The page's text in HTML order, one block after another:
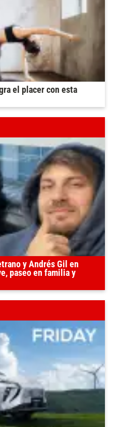
el placer con esta
y Andrés Gil en
paseo en familia y